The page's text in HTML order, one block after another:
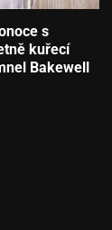
s
kuřecí
Bakewell